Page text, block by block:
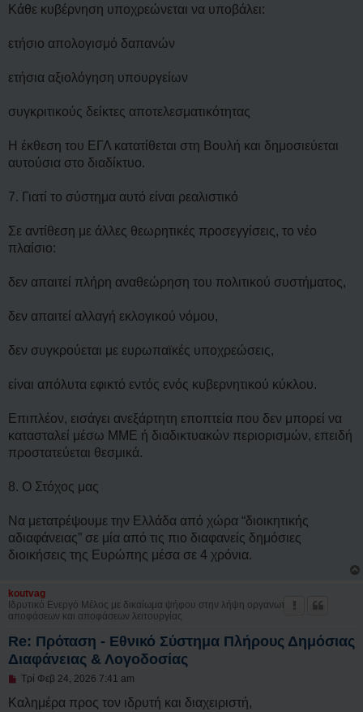
Κάθε κυβέρνηση υποχρεώνεται να υποβάλει:
ετήσιο απολογισμό δαπανών
ετήσια αξιολόγηση υπουργείων
συγκριτικούς δείκτες αποτελεσματικότητας
Η έκθεση του ΕΓΛ κατατίθεται στη Βουλή και δημοσιεύεται
αυτούσια στο διαδίκτυο.
7. Γιατί το σύστημα αυτό είναι ρεαλιστικό
Σε αντίθεση με άλλες θεωρητικές προσεγγίσεις, το νέο
πλαίσιο:
δεν απαιτεί πλήρη αναθεώρηση του πολιτικού συστήματος,
δεν απαιτεί αλλαγή εκλογικού νόμου,
δεν συγκρούεται με ευρωπαϊκές υποχρεώσεις,
είναι απόλυτα εφικτό εντός ενός κυβερνητικού κύκλου.
Επιπλέον, εισάγει ανεξάρτητη εποπτεία που δεν μπορεί να
κατασταλεί μέσω ΜΜΕ ή διαδικτυακών περιορισμών, επειδή
προστατεύεται θεσμικά.
8. Ο Στόχος μας
Να μετατρέψουμε την Ελλάδα από χώρα “διοικητικής
αδιαφάνειας” σε μία από τις πιο διαφανείς δημόσιες
διοικήσεις της Ευρώπης μέσα σε 4 χρόνια.
koutvag
Ιδρυτικό Ενεργό Μέλος με δικαίωμα ψήφου στην λήψη οργανωτικών
αποφάσεων και αποφάσεων λειτουργίας
Re: Πρόταση - Εθνικό Σύστημα Πλήρους Δημόσιας
Διαφάνειας & Λογοδοσίας
Μ
α
Τρί Φεβ 24, 2026 7:41 am
Καλημέρα προς τον ιδρυτή και διαχειριστή,